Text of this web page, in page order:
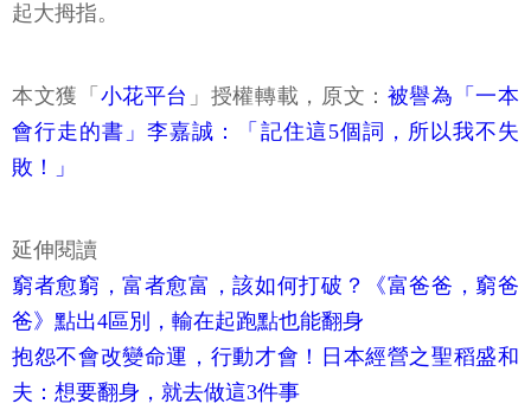
起大拇指。
本文獲「 小花平台 」授權轉載，原文： 被譽為「一本
會行走的書」李嘉誠：「記住這5個詞，所以我不失
敗！」
延伸閱讀
窮者愈窮，富者愈富，該如何打破？《富爸爸，窮爸
爸》點出4區別，輸在起跑點也能翻身
抱怨不會改變命運，行動才會！日本經營之聖稻盛和
夫：想要翻身，就去做這3件事